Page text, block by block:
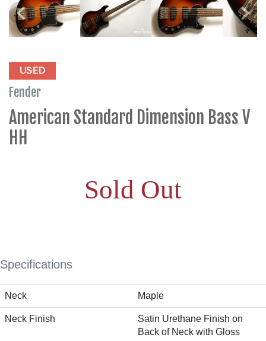
USED
Fender
American Standard Dimension Bass V
HH
Sold Out
Specifications
Neck Maple
Neck Finish
Satin Urethane Finish on
Back of Neck with Gloss